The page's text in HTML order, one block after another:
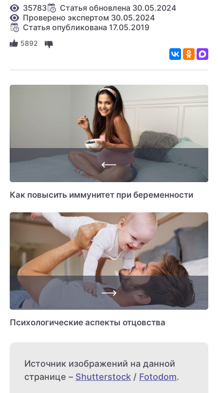
35783
Статья обновлена 30.05.2024
Проверено экспертом 30.05.2024
Статья опубликована 17.05.2019
5892
Как повысить иммунитет при беременности
Психологические аспекты отцовства
Источник изображений на данной
странице – Shutterstock / Fotodom.